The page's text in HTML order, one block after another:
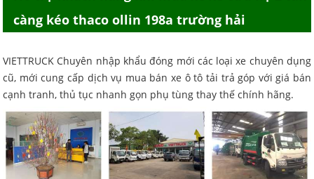
càng kéo thaco ollin 198a trường hải
VIETTRUCK Chuyên nhập khẩu đóng mới các loại xe chuyên dụng
cũ, mới cung cấp dịch vụ mua bán xe ô tô tải trả góp với giá bán
cạnh tranh, thủ tục nhanh gọn phụ tùng thay thế chính hãng.